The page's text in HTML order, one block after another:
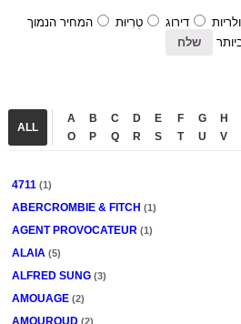
דירוג טְרִיוּת
המחיר הנמוך
ALL
A B C D E F G H
O
P Q R S T U V
4711 (1)
ABERCROMBIE & FITCH (1)
AGENT PROVOCATEUR (1)
ALAIA (5)
ALFRED SUNG (3)
AMOUAGE (2)
(2)